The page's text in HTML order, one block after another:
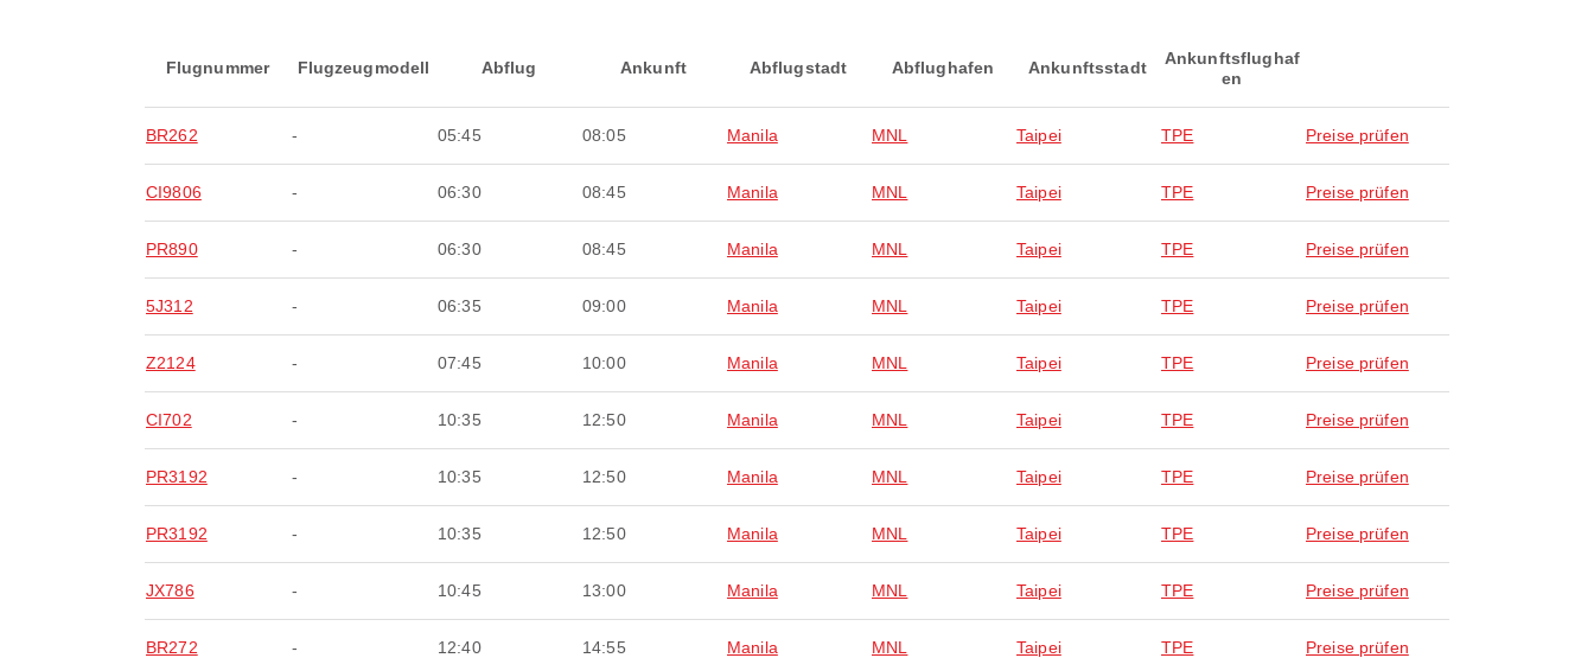
Flugnummer Flugzeugmodell Abflug Ankunft Abflugstadt Abflughafen Ankunftsstadt
Ankunftsflughaf
en
BR262 - 05:45 08:05 Manila MNL Taipei TPE Preise prüfen
CI9806 - 06:30 08:45 Manila MNL Taipei TPE Preise prüfen
PR890 - 06:30 08:45 Manila MNL Taipei TPE Preise prüfen
5J312 - 06:35 09:00 Manila MNL Taipei TPE Preise prüfen
Z2124 - 07:45 10:00 Manila MNL Taipei TPE Preise prüfen
CI702 - 10:35 12:50 Manila MNL Taipei TPE Preise prüfen
PR3192 - 10:35 12:50 Manila MNL Taipei TPE Preise prüfen
PR3192 - 10:35 12:50 Manila MNL Taipei TPE Preise prüfen
JX786 - 10:45 13:00 Manila MNL Taipei TPE Preise prüfen
BR272 - 12:40 14:55 Manila MNL Taipei TPE Preise prüfen